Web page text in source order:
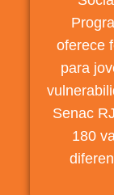
oferece
para
Senac
180